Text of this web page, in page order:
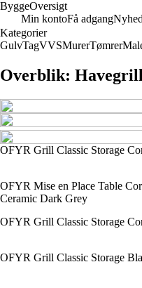
ByggeOversigt
Min kontoFå adgang
Kategorier
GulvTagVVSMurerTømrer
Overblik:
OFYR Grill Classic Storage
OFYR Mise en Place Table
Ceramic Dark Grey
OFYR Grill Classic Storage
OFYR Grill Classic Storage